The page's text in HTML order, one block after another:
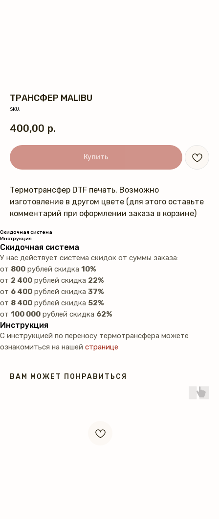
ТРАНСФЕР MALIBU
SKU:
400,00 р.
Купить
Термотрансфер DTF печать. Возможно
изготовление в другом цвете (для этого оставьте
комментарий при оформлении заказа в корзине)
Скидочная система
Инструкция
Скидочная система
У нас действует система скидок от суммы заказа:
от 800 рублей скидка 10%
от 2 400 рублей скидка 22%
от 6 400 рублей скидка 37%
от 8 400 рублей скидка 52%
от 100 000 рублей скидка 62%
Инструкция
С инструкцией по переносу термотрансфера можете
ознакомиться на нашей странице
ВАМ МОЖЕТ ПОНРАВИТЬСЯ